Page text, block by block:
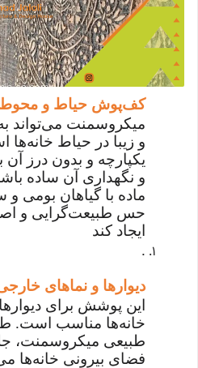
کف‌پوش حیاط و
میکروسمنت می‌تواند
و زیبا در حیاط
یکپارچه و بدون درز
و نگهداری آن ساده
ماده با گیاهان بومی
حس طبیعت‌گرایی و
ایجاد کند
.
دیوارها و نماهای
این پوشش برای
خانه‌ها مناسب است.
طبیعی میکروسمنت،
فضای بیرونی خانه‌ها